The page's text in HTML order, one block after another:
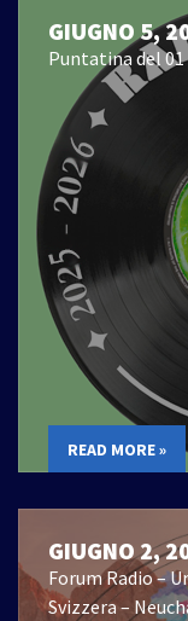
GIUGNO 5,
Puntatina del 01
READ MORE »
GIUGNO 2,
Forum Radio –
Svizzera –